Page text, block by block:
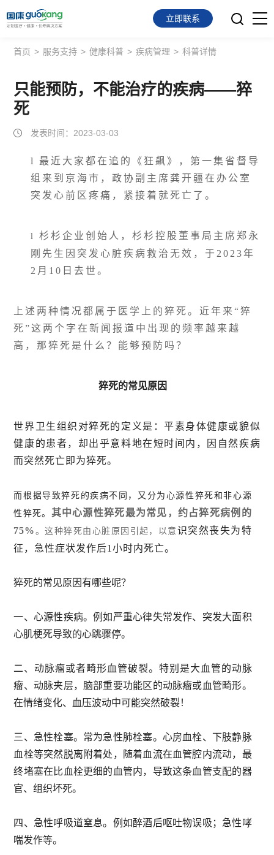
首页
面向会员
面向企业
关于我们
立即联系
首页 > 服务支持 > 健康科普 > 疾病管理 > 科普详情
只能预防，不能治疗的疾病——猝
死
发表时间：2023-03-03
l最近大家都在追的《狂飙》，第一集省督导
组来到京海市，政协副主席龚开疆在办公室
突发心前区疼痛，紧接着就死亡了。
l杉杉企业创始人，杉杉控股董事局主席郑永
刚先生因突发心脏疾病救治无效，于2023年
2月10日去世。
上述两种情况都属于医学上的猝死。近年来“猝
死”这两个字在新闻报道中出现的频率越来越
高，那猝死是什么？能够预防吗？
猝死的常见原因
世界卫生组织对猝死的定义是：平素身体健康或貌似
健康的患者，却出乎意料地在短时间内，因自然疾病
而突然死亡即为猝死。
而根据导致猝死的疾病不同，又分为心源性猝死和非心源
性猝死。 其中心源性猝死最为常见，约占猝死病例的
75% 。这种猝死由心脏原因引起，以意 识突然丧失为特
征，急性症状发作后1小时内死亡。
猝死的常见原因有哪些呢？
一、心源性疾病。例如严重心律失常发作、突发大面积
心肌梗死导致的心跳骤停。
二、动脉瘤或者畸形血管破裂。特别是大血管的动脉
瘤、动脉夹层，脑部重要功能区的动脉瘤或血管畸形。
在情绪变化、血压波动中可能突然破裂！
三、急性栓塞。常为急性肺栓塞。心房血栓、下肢静脉
血栓等突然脱离附着处，随着血流在血管腔内流动，最
终堵塞在比血栓更细的血管内，导致这条血管支配的器
官、组织坏死。
四、急性呼吸道窒息。例如醉酒后呕吐物误吸；急性哮
喘发作等。